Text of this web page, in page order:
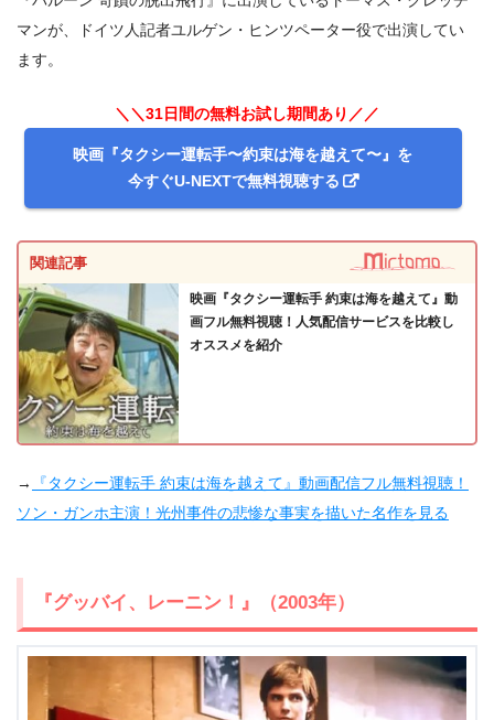
マンが、ドイツ人記者ユルゲン・ヒンツペーター役で出演してい
ます。
＼＼31日間の無料お試し期間あり／／
映画『タクシー運転手〜約束は海を越えて〜』を
今すぐU-NEXTで無料視聴する
関連記事
映画『タクシー運転手 約束は海を越えて』動
画フル無料視聴！人気配信サービスを比較し
オススメを紹介
→
『タクシー運転手 約束は海を越えて』動画配信フル無料視聴！
ソン・ガンホ主演！光州事件の悲惨な事実を描いた名作を見る
『グッバイ、レーニン！』（2003年）